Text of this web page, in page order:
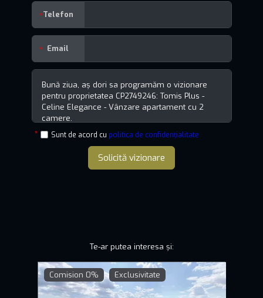
Telefon
Email
Sunt de acord cu politica de confidențialitate
Solicită vizionare
Te-ar putea interesa și:
Comision 0% Exclusivitate